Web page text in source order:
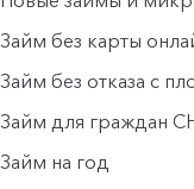
Займ без карты
Займ без отказа с
Займ для граждан
Займ на год